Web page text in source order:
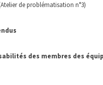
de problématisation n°3)
des membres des